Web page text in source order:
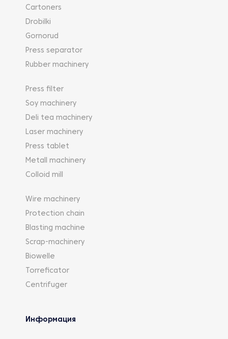
Cartoners
Drobilki
Gornorud
Press separator
Rubber machinery
Press filter
Soy machinery
Deli tea machinery
Laser machinery
Press tablet
Metall machinery
Colloid mill
Wire machinery
Protection chain
Blasting machine
Scrap-machinery
Biowelle
Torreficator
Centrifuger
Информация